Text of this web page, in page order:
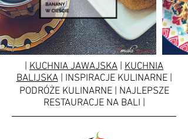
| KUCHNIA JAWAJSKA | KUCHNIA
BALIJSKA| INSPIRACJE KULINARNE |
PODRÓŻE KULINARNE | NAJLEPSZE
RESTAURACJE NA BALI |